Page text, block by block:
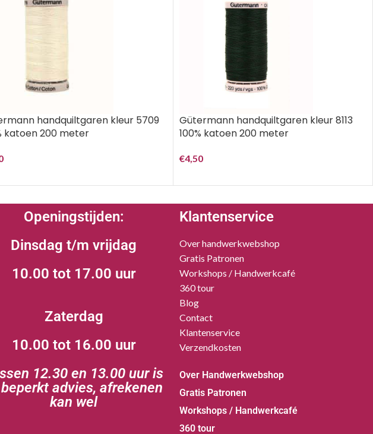
handquiltgaren kleur 5709
katoen 200 meter
Gütermann handquiltgaren kleur 8113
100% katoen 200 meter
€4,50
Openingstijden:
Dinsdag t/m vrijdag
10.00 tot 17.00 uur
Zaterdag
10.00 tot 16.00 uur
12.30 en 13.00 uur is
advies, afrekenen
kan wel
Klantenservice
Over handwerkwebshop
Gratis Patronen
Workshops / Handwerkcafé
360 tour
Blog
Contact
Klantenservice
Verzendkosten
Over Handwerkwebshop
Gratis Patronen
Workshops / Handwerkcafé
360 tour